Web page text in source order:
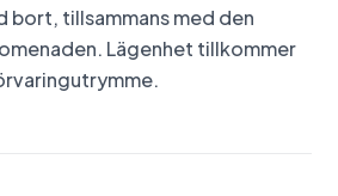
bort, tillsammans med den
Lägenhet tillkommer